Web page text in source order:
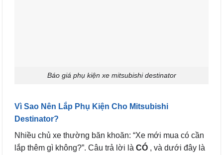
Báo giá phụ kiện xe mitsubishi destinator
Vì Sao Nên Lắp Phụ Kiện Cho Mitsubishi
Destinator?
Nhiều chủ xe thường băn khoăn: “Xe mới mua có cần
lắp thêm gì không?”. Câu trả lời là CÓ , và dưới đây là